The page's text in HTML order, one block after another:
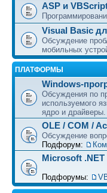
ASP и
Visual Basic
Обсуждение
мобильных
ПЛАТФОРМЫ
Windows-
Обсуждения по
используемого
ядро и драйверы.
OLE / COM /
Обсуждение
Подфорум:
Microsoft .NET
Подфорумы: